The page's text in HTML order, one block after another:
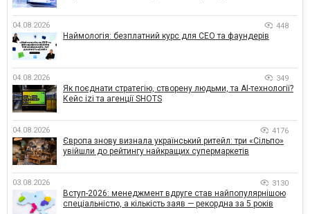
04.08.2026 448
Наймологія: безплатний курс для CEO та фаундерів
04.08.2026 349
Як поєднати стратегію, створену людьми, та AI-технології?
Кейс izi та агенції SHOTS
04.08.2026 4176
Європа знову визнала український ритейл: три «Сільпо»
увійшли до рейтингу найкращих супермаркетів
03.08.2026 3130
Вступ-2026: менеджмент вдруге став найпопулярнішою
спеціальністю, а кількість заяв — рекордна за 5 років